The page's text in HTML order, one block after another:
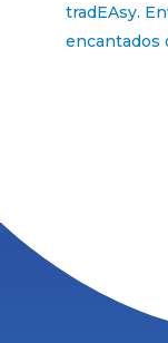
tradEAsy.
encantados